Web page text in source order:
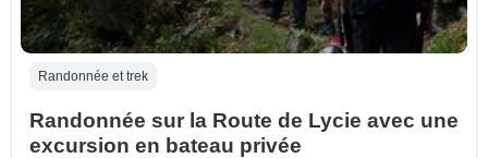
Randonnée et trek
Randonnée sur la Route de Lycie avec une
excursion en bateau privée